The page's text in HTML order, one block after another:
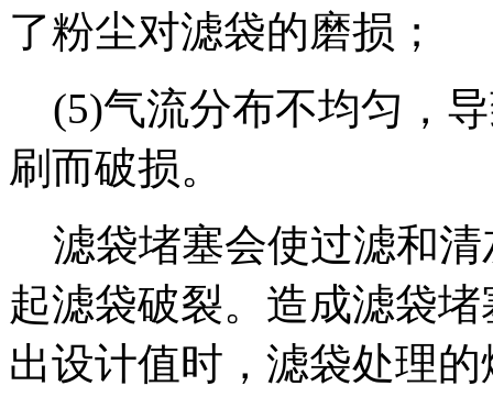
了粉尘对滤袋的磨损；
(5)气流分布不均匀，
刷而破损。
滤袋堵塞会使过滤和清
起滤袋破裂。造成滤袋
出设计值时，滤袋处理